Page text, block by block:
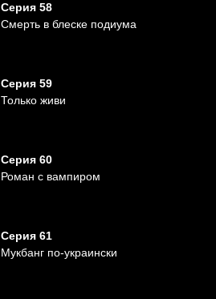
Серия 58
Смерть в блеске подиума
Серия 59
Только живи
Серия 60
Роман с вампиром
Серия 61
Мукбанг по-украински